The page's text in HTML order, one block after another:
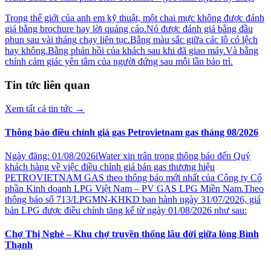
Trong thế giới của anh em kỹ thuật, một chai mực không được đánh
giá bằng brochure hay lời quảng cáo.Nó được đánh giá bằng đầu
phun sau vài tháng chạy liên tục.Bằng màu sắc giữa các lô có lệch
hay không.Bằng phản hồi của khách sau khi đã giao máy.Và bằng
chính cảm giác yên tâm của người đứng sau mỗi lần bảo trì.
Tin tức liên quan
Xem tất cả tin tức →
Thông báo điều chỉnh giá gas Petrovietnam gas tháng 08/2026
Ngày đăng: 01/08/2026iWater xin trân trọng thông báo đến Quý
khách hàng về việc điều chỉnh giá bán gas thương hiệu
PETROVIETNAM GAS theo thông báo mới nhất của Công ty Cổ
phần Kinh doanh LPG Việt Nam – PV GAS LPG Miền Nam.Theo
thông báo số 713/LPGMN-KHKD ban hành ngày 31/07/2026, giá
bán LPG được điều chỉnh tăng kể từ ngày 01/08/2026 như sau:
Chợ Thị Nghè – Khu chợ truyền thống lâu đời giữa lòng Bình
Thạnh